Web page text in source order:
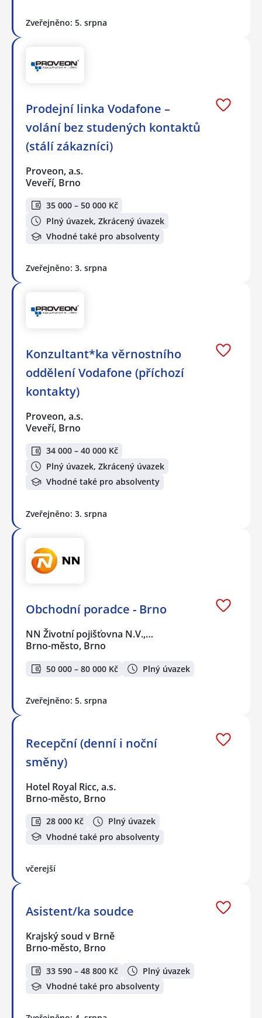
Zveřejněno: 5. srpna
Prodejní linka Vodafone –
volání bez studených kontaktů
(stálí zákazníci)
Proveon, a.s.
Veveří, Brno
35 000 – 50 000 Kč
Plný úvazek, Zkrácený úvazek
Vhodné také pro absolventy
Zveřejněno: 3. srpna
Konzultant*ka věrnostního
oddělení Vodafone (příchozí
kontakty)
Proveon, a.s.
Veveří, Brno
34 000 – 40 000 Kč
Plný úvazek, Zkrácený úvazek
Vhodné také pro absolventy
Zveřejněno: 3. srpna
Obchodní poradce - Brno
NN Životní pojišťovna N.V.,…
Brno-město, Brno
50 000 – 80 000 Kč Plný úvazek
Zveřejněno: 5. srpna
Recepční (denní i noční
směny)
Hotel Royal Ricc, a.s.
Brno-město, Brno
28 000 Kč
Plný úvazek
Vhodné také pro absolventy
včerejší
Asistent/ka soudce
Krajský soud v Brně
Brno-město, Brno
33 590 – 48 800 Kč
Plný úvazek
Vhodné také pro absolventy